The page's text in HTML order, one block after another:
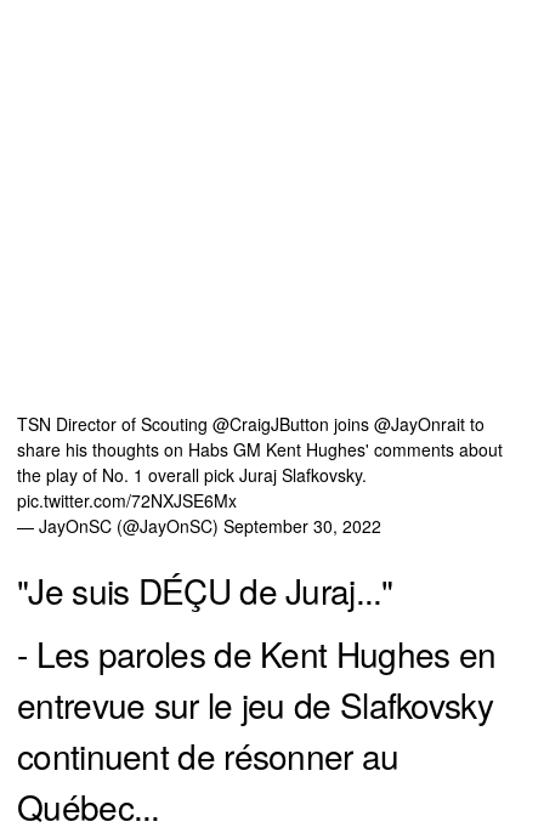
TSN Director of Scouting @CraigJButton joins @JayOnrait to
share his thoughts on Habs GM Kent Hughes' comments about
the play of No. 1 overall pick Juraj Slafkovsky.
pic.twitter.com/72NXJSE6Mx
— JayOnSC (@JayOnSC) September 30, 2022
"Je suis DÉÇU de Juraj..."
- Les paroles de Kent Hughes en
entrevue sur le jeu de Slafkovsky
continuent de résonner au
Québec...